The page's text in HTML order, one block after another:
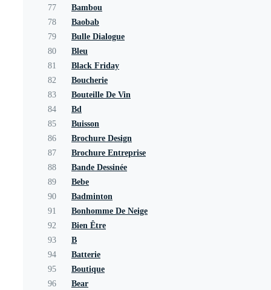
77
Bambou
78
Baobab
79
Bulle Dialogue
80
Bleu
81
Black Friday
82
Boucherie
83
Bouteille De Vin
84
Bd
85
Buisson
86
Brochure Design
87
Brochure Entreprise
88
Bande Dessinée
89
Bebe
90
Badminton
91
Bonhomme De Neige
92
Bien Être
93
B
94
Batterie
95
Boutique
96
Bear